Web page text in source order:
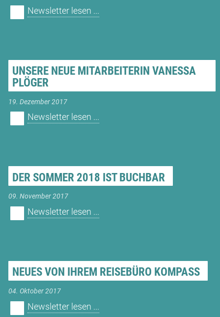
Newsletter lesen ...
UNSERE NEUE MITARBEITERIN VANESSA
PLÖGER
19. Dezember 2017
Newsletter lesen ...
DER SOMMER 2018 IST BUCHBAR
09. November 2017
Newsletter lesen ...
NEUES VON IHREM REISEBÜRO KOMPASS
04. Oktober 2017
Newsletter lesen ...